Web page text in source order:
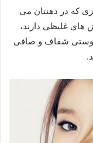
که در ذهنتان می
های غلیظی دارند،
پوستی شفاف و صافی